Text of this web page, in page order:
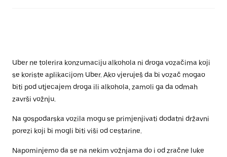
Uber ne tolerira konzumaciju alkohola ni droga vozačima koji
se koriste aplikacijom Uber. Ako vjeruješ da bi vozač mogao
biti pod utjecajem droga ili alkohola, zamoli ga da odmah
završi vožnju.
Na gospodarska vozila mogu se primjenjivati dodatni državni
porezi koji bi mogli biti viši od cestarine.
Napominjemo da se na nekim vožnjama do i od zračne luke